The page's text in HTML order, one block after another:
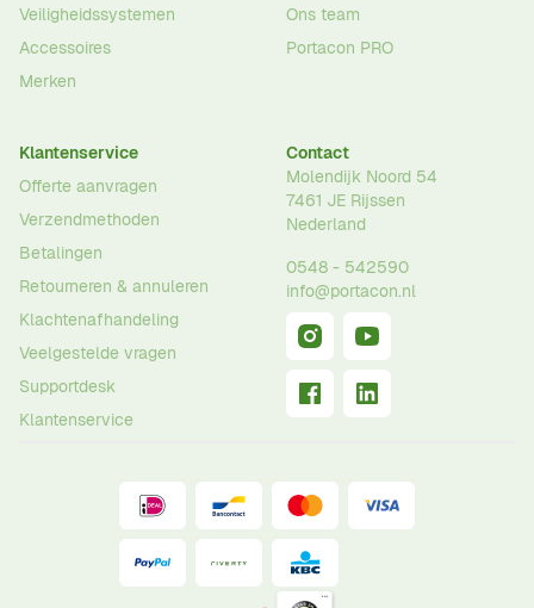
Veiligheidssystemen
Accessoires
Merken
Ons team
Portacon PRO
Klantenservice
Offerte aanvragen
Verzendmethoden
Betalingen
Retourneren & annuleren
Klachtenafhandeling
Veelgestelde vragen
Supportdesk
Klantenservice
Contact
Molendijk Noord 54
7461 JE Rijssen
Nederland
0548 - 542590
info@portacon.nl